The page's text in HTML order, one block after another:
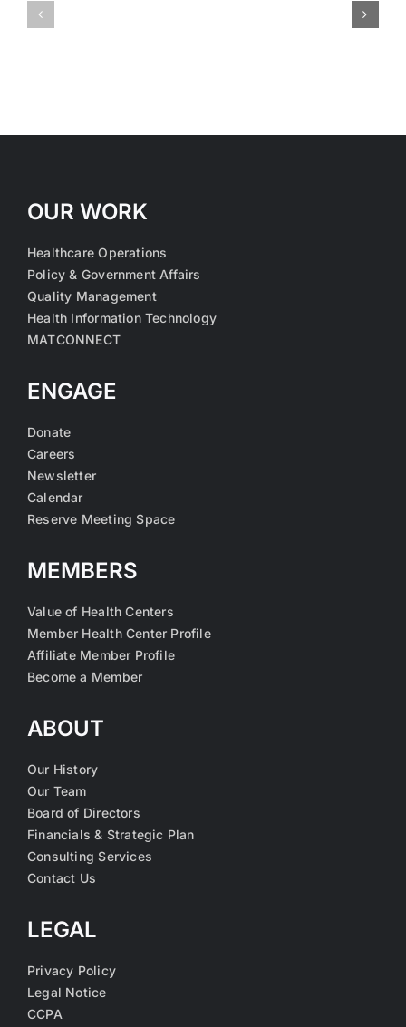
Medical
OUR WORK
Healthcare Operations
Policy & Government Affairs
Quality Management
Health Information Technology
MATCONNECT
ENGAGE
Donate
Careers
Newsletter
Calendar
Reserve Meeting Space
MEMBERS
Value of Health Centers
Member Health Center Profile
Affiliate Member Profile
Become a Member
ABOUT
Our History
Our Team
Board of Directors
Financials & Strategic Plan
Consulting Services
Contact Us
LEGAL
Privacy Policy
Legal Notice
CCPA